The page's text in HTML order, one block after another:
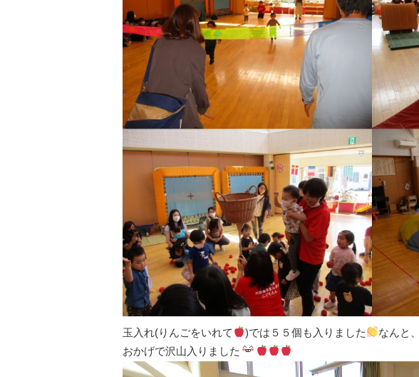
玉入れ(りんごをいれて )では５５個も入りました
なんと
おかげで沢山入りました